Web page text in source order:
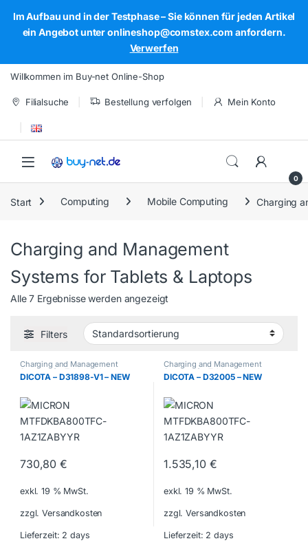
Im Aufbau und in der Testphase – Sie können für jeden Artikel
ein Angebot unter onlineshop@comstex.com anfordern.
Verwerfen
Skip to navigation
Skip to content
Willkommen im Buy-net Online-Shop
Filialsuche Bestellung verfolgen Mein Konto
Open
0
Start Computing Mobile Computing Charging
Charging and Management
Systems for Tablets & Laptops
Alle 7 Ergebnisse werden angezeigt
Filters
Charging and Management
Systems for Tablets & Laptops
DICOTA – D31898-V1 – NEW
730,80€
exkl. 19 % MwSt.
zzgl. Versandkosten
Lieferzeit: 2 days
Charging and Management
Systems for Tablets & Laptops
DICOTA – D32005 – NEW
1.535,10 €
exkl. 19 % MwSt.
zzgl. Versandkosten
Lieferzeit: 2 days